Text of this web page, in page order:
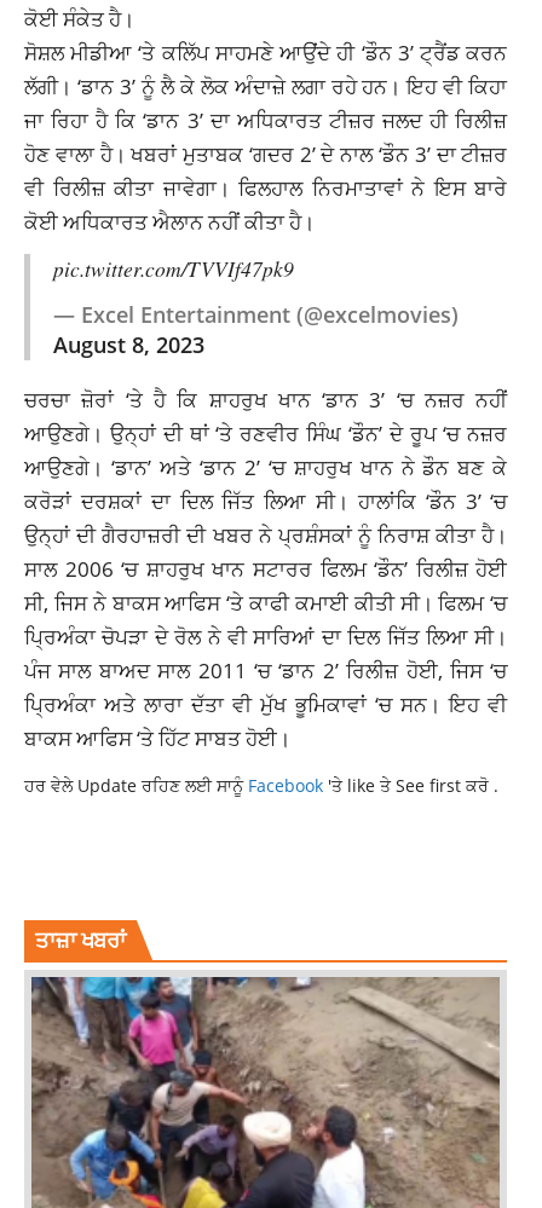
ਕੋਈ ਸੰਕੇਤ ਹੈ।
ਸੋਸ਼ਲ ਮੀਡੀਆ ‘ਤੇ ਕਲਿੱਪ ਸਾਹਮਣੇ ਆਉਂਦੇ ਹੀ ‘ਡੌਨ 3’ ਟ੍ਰੈਂਡ ਕਰਨ
ਲੱਗੀ। ‘ਡਾਨ 3’ ਨੂੰ ਲੈ ਕੇ ਲੋਕ ਅੰਦਾਜ਼ੇ ਲਗਾ ਰਹੇ ਹਨ। ਇਹ ਵੀ ਕਿਹਾ
ਜਾ ਰਿਹਾ ਹੈ ਕਿ ‘ਡਾਨ 3’ ਦਾ ਅਧਿਕਾਰਤ ਟੀਜ਼ਰ ਜਲਦ ਹੀ ਰਿਲੀਜ਼
ਹੋਣ ਵਾਲਾ ਹੈ। ਖਬਰਾਂ ਮੁਤਾਬਕ ‘ਗਦਰ 2’ ਦੇ ਨਾਲ ‘ਡੌਨ 3’ ਦਾਟੀਜ਼ਰ
ਵੀ ਰਿਲੀਜ਼ ਕੀਤਾ ਜਾਵੇਗਾ। ਫਿਲਹਾਲ ਨਿਰਮਾਤਾਵਾਂ ਨੇ ਇਸ ਬਾਰੇ
ਕੋਈ ਅਧਿਕਾਰਤ ਐਲਾਨ ਨਹੀਂ ਕੀਤਾ ਹੈ।
pic.twitter.com/TVVIf47pk9
— Excel Entertainment (@excelmovies)
August 8, 2023
ਚਰਚਾ ਜ਼ੋਰਾਂ ‘ਤੇ ਹੈ ਕਿ ਸ਼ਾਹਰੁਖ ਖਾਨ ‘ਡਾਨ 3’ ‘ਚ ਨਜ਼ਰ ਨਹੀਂ
ਆਉਣਗੇ। ਉਨ੍ਹਾਂ ਦੀ ਥਾਂ ‘ਤੇ ਰਣਵੀਰ ਸਿੰਘ ‘ਡੌਨ’ ਦੇ ਰੂਪ ‘ਚ ਨਜ਼ਰ
ਆਉਣਗੇ। ‘ਡਾਨ’ ਅਤੇ ‘ਡਾਨ 2’ ‘ਚ ਸ਼ਾਹਰੁਖ ਖਾਨ ਨੇ ਡੌਨ ਬਣ ਕੇ
ਕਰੋੜਾਂਦਰਸ਼ਕਾਂਦਾ ਦਿਲ ਜਿੱਤ ਲਿਆ ਸੀ। ਹਾਲਾਂਕਿ ‘ਡੌਨ 3’ ‘ਚ
ਉਨ੍ਹਾਂ ਦੀ ਗੈਰਹਾਜ਼ਰੀ ਦੀ ਖਬਰ ਨੇ ਪ੍ਰਸ਼ੰਸਕਾਂ ਨੂੰ ਨਿਰਾਸ਼ ਕੀਤਾ ਹੈ।
ਸਾਲ 2006 ‘ਚ ਸ਼ਾਹਰੁਖ ਖਾਨ ਸਟਾਰਰ ਫਿਲਮ ‘ਡੌਨ’ ਰਿਲੀਜ਼ ਹੋਈ
ਸੀ, ਜਿਸ ਨੇ ਬਾਕਸ ਆਫਿਸ ‘ਤੇ ਕਾਫੀ ਕਮਾਈ ਕੀਤੀ ਸੀ। ਫਿਲਮ ‘ਚ
ਪ੍ਰਿਅੰਕਾ ਚੋਪੜਾ ਦੇ ਰੋਲ ਨੇ ਵੀ ਸਾਰਿਆਂ ਦਾ ਦਿਲ ਜਿੱਤ ਲਿਆ ਸੀ।
ਪੰਜ ਸਾਲ ਬਾਅਦ ਸਾਲ 2011 ‘ਚ ‘ਡਾਨ 2’ ਰਿਲੀਜ਼ ਹੋਈ, ਜਿਸ ‘ਚ
ਪ੍ਰਿਅੰਕਾ ਅਤੇ ਲਾਰਾ ਦੱਤਾ ਵੀ ਮੁੱਖ ਭੂਮਿਕਾਵਾਂ ‘ਚ ਸਨ। ਇਹ ਵੀ
ਬਾਕਸ ਆਫਿਸ ‘ਤੇ ਹਿੱਟ ਸਾਬਤ ਹੋਈ।
ਹਰ ਵੇਲੇ Update ਰਹਿਣ ਲਈ ਸਾਨੂੰ Facebook 'ਤੇ like ਤੇ See first ਕਰੋ .
ਤਾਜ਼ਾ ਖਬਰਾਂ